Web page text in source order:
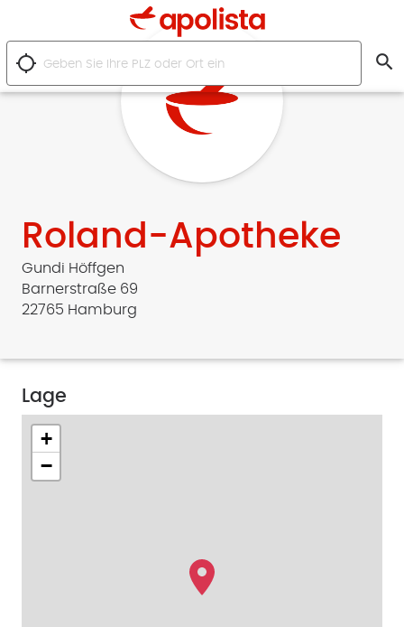
location_searching search
Roland-Apotheke
Gundi Höffgen
Barnerstraße 69
22765 Hamburg
Lage
+
−